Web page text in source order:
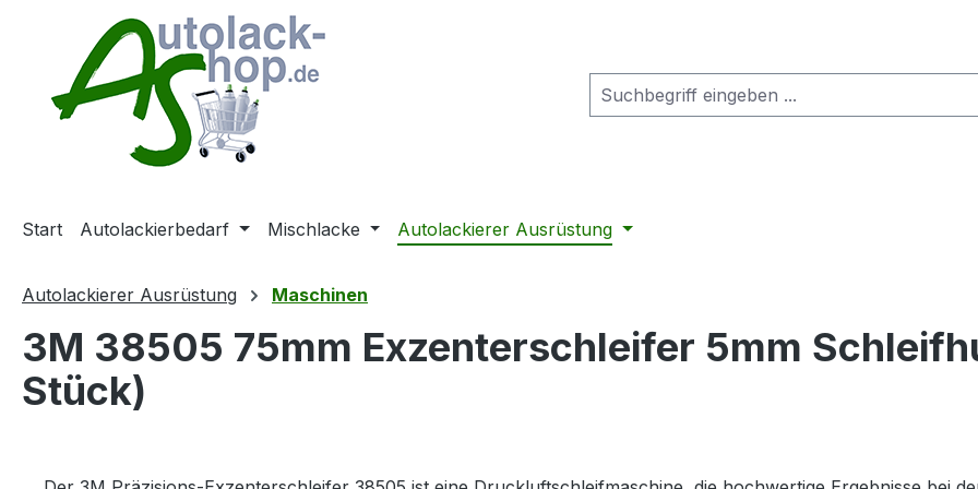
Hauptinhalt springen
Zur Suche springen
Zur Hauptnavigation springen
Start Autolackierbedarf Mischlacke Autolackierer Ausrüstung
Autolackierer Ausrüstung Maschinen
3M 38505 75mm Exzenterschleifer 5mm
Stück)